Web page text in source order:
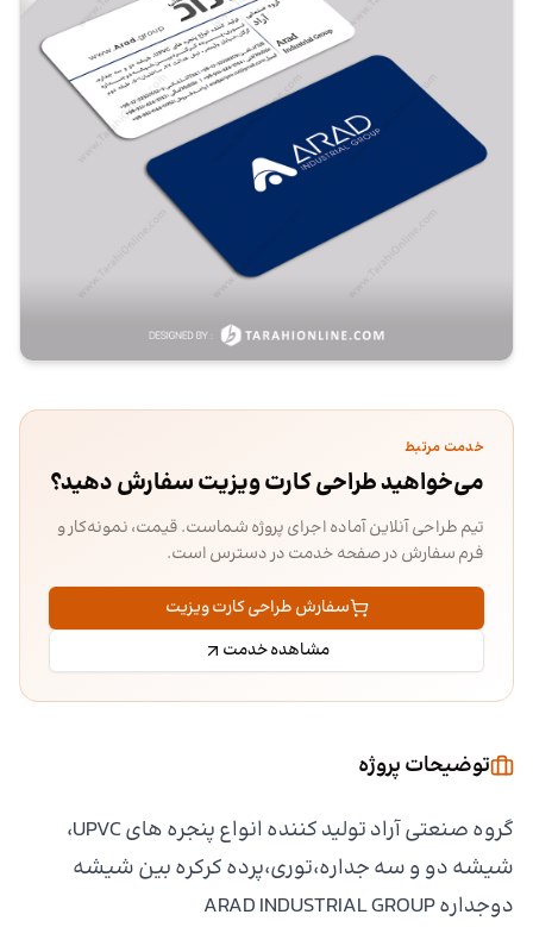
خدمت مرتبط
می‌خواهید طراحی کارت ویزیت سفارش دهید؟
تیم طراحی آنلاین آماده اجرای پروژه شماست. قیمت، نمونه‌کار و
فرم سفارش در صفحه خدمت در دسترس است.
سفارش طراحی کارت ویزیت
مشاهده خدمت
توضیحات پروژه
گروه صنعتی آراد تولید کننده انواع پنجره های UPVC،
شیشه دو و سه جداره،توری،پرده کرکره بین شیشه
دوجداره ARAD INDUSTRIAL GROUP